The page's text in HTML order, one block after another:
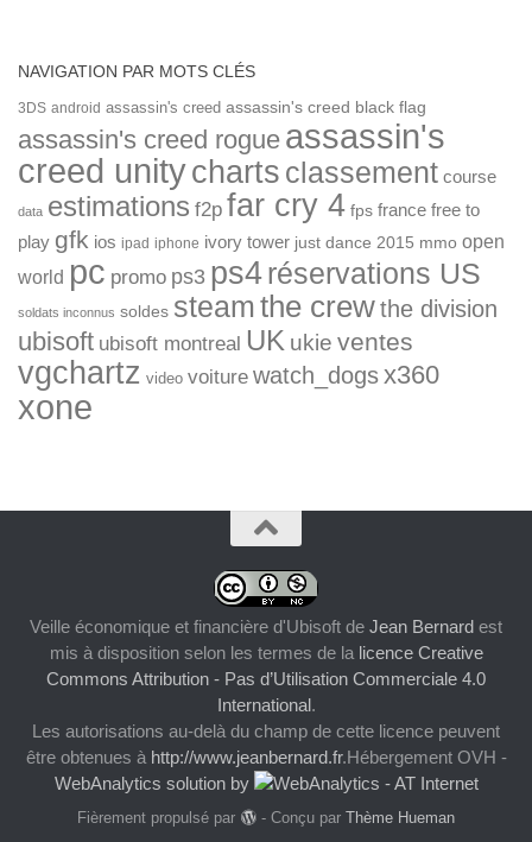
NAVIGATION PAR MOTS CLÉS
3DS android assassin's creed assassin's creed black flag
assassin's creed rogue assassin's
creed unitycharts classement course
data estimations f2p far cry 4 fps france free to
play gfk ios ipad iphone ivory tower just dance 2015 mmo open
world pc promo ps3 ps4réservations US
soldats inconnus soldes steamthe crewthe division
ubisoft ubisoft montreal UK ukie ventes
vgchartz video voiture watch_dogsx360
xone
Veille économique et financière d'Ubisoft de Jean Bernard est
mis à disposition selon les termes de la licence Creative
Commons Attribution - Pas d’Utilisation Commerciale 4.0
International.
Les autorisations au-delà du champ de cette licence peuvent
être obtenues à http://www.jeanbernard.fr.Hébergement OVH -
WebAnalytics solution by
Fièrement propulsé par - Conçu par Thème Hueman